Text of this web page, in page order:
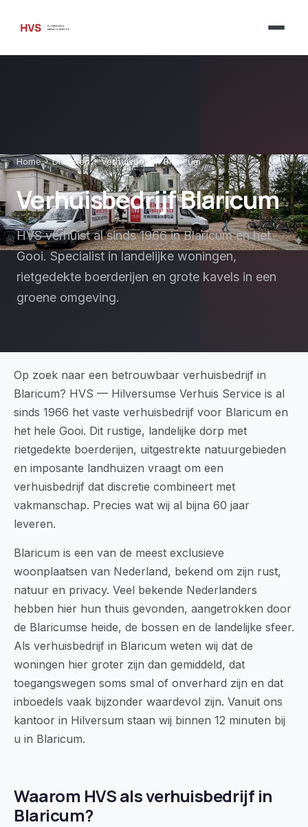
Homechevron_rightDienstenchevron_rightVerhuisbedrijf Blaricum
Verhuisbedrijf Blaricum
HVS verhuist al sinds 1966 in Blaricum en het
Gooi. Specialist in landelijke woningen,
rietgedekte boerderijen en grote kavels in een
groene omgeving.
Op zoek naar een betrouwbaar verhuisbedrijf in
Blaricum? HVS — Hilversumse Verhuis Service is al
sinds 1966 het vaste verhuisbedrijf voor Blaricum en
het hele Gooi. Dit rustige, landelijke dorp met
rietgedekte boerderijen, uitgestrekte natuurgebieden
en imposante landhuizen vraagt om een
verhuisbedrijf dat discretie combineert met
vakmanschap. Precies wat wij al bijna 60 jaar
leveren.
Blaricum is een van de meest exclusieve
woonplaatsen van Nederland, bekend om zijn rust,
natuur en privacy. Veel bekende Nederlanders
hebben hier hun thuis gevonden, aangetrokken door
de Blaricumse heide, de bossen en de landelijke sfeer.
Als verhuisbedrijf in Blaricum weten wij dat de
woningen hier groter zijn dan gemiddeld, dat
toegangswegen soms smal of onverhard zijn en dat
inboedels vaak bijzonder waardevol zijn. Vanuit ons
kantoor in Hilversum staan wij binnen 12 minuten bij
u in Blaricum.
Waarom HVS als verhuisbedrijf in
Blaricum?